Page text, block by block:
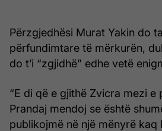
Përzgjedhësi Murat Yakin do
përfundimtare të mërkurën,
do t’i “zgjidhë” edhe vetë
“E di që e gjithë Zvicra mezi e
Prandaj mendoj se është
publikojmë në një mënyrë kaq